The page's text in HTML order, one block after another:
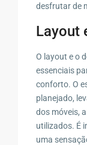
desfrutar de
Layout
O layout e o
essenciais
conforto. O
planejado,
dos móveis,
utilizados. É
uma